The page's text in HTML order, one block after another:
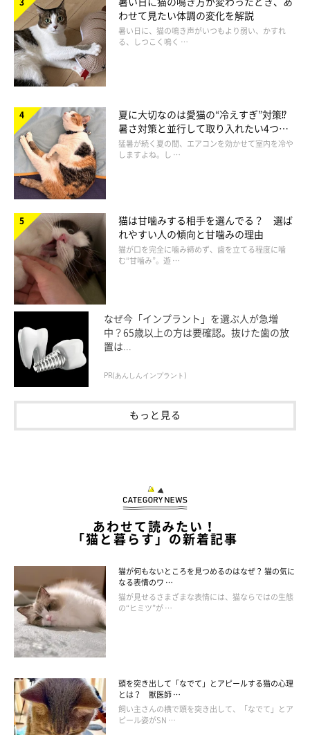
いてもマーキングできるので猫は嬉しいでしょう。
いつもは入れない場所を開放する
ねこのきもち投稿写真ギャラリー
わせて見たい体調の変化を解説
暑い日に、猫の鳴き声がいつもより弱い、かすれ
る、しつこく鳴く …
夏に大切なのは愛猫の“冷えすぎ”対策⁉
暑さ対策と並行して取り入れたい4つの
工夫
猛暑が続く夏の間、エアコンを効かせて室内を冷や
しますよね。し …
猫は甘噛みする相手を選んでる？ 選ば
れやすい人の傾向と甘噛みの理由
猫が口を完全に噛み締めず、歯を立てる程度に噛
む“甘噛み”。遊 …
なぜ今「インプラント」を選ぶ人が急増
中？65歳以上の方は要確認。抜けた歯の放
置は...
PR(あんしんインプラント)
もっと見る
あわせて読みたい！
「猫と暮らす」の新着記事
猫が何もないところを見つめるのはなぜ？ 猫の気に
なる表情のワ …
猫が見せるさまざまな表情には、猫ならではの生態
の“ヒミツ”が …
頭を突き出して「なでて」とアピールする猫の心理
とは？ 獣医師 …
飼い主さんの横で頭を突き出して、「なでて」とア
ピール姿がSN …